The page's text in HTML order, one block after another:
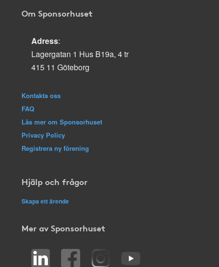
Om Sponsorhuset
Adress:
Lagergatan 1 Hus B19a, 4 tr
415 11 Göteborg
Kontakta oss
FAQ
Läs mer om Sponsorhuset
Privacy Policy
Registrera ny förening
Hjälp och frågor
Skapa ett ärende
Mer av Sponsorhuset